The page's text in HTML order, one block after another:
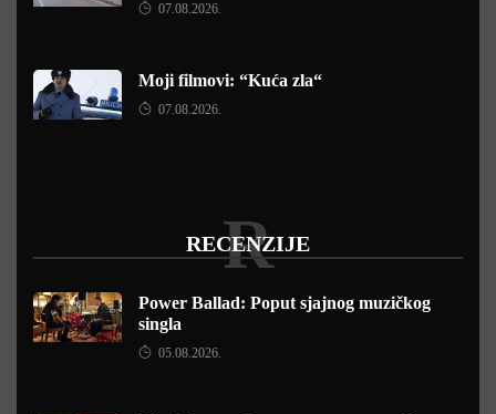
07.08.2026.
Moji filmovi: “Kuća zla“
07.08.2026.
RECENZIJE
R
Power Ballad: Poput sjajnog muzičkog
singla
05.08.2026.